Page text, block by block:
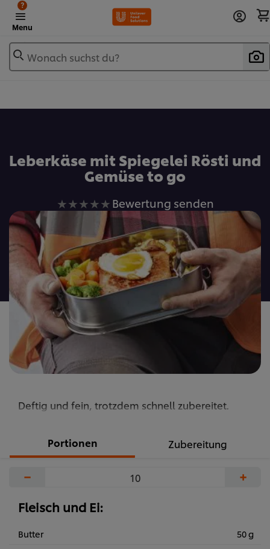
Menu
?
Wonach suchst du?
Leberkäse mit Spiegelei Rösti und
Gemüse to go
Keine
Bewertungen
für
dieses
recipe
abgegeben
Bewertung senden
Deftig und fein, trotzdem schnell zubereitet.
Portionen Zubereitung
− +
Fleisch und Ei:
Butter
50 g